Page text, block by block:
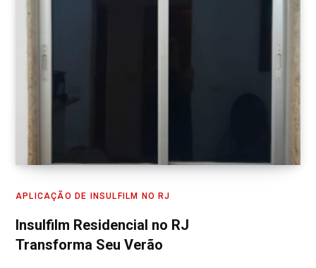
APLICAÇÃO DE INSULFILM NO RJ
Insulfilm Residencial no RJ
Transforma Seu Verão